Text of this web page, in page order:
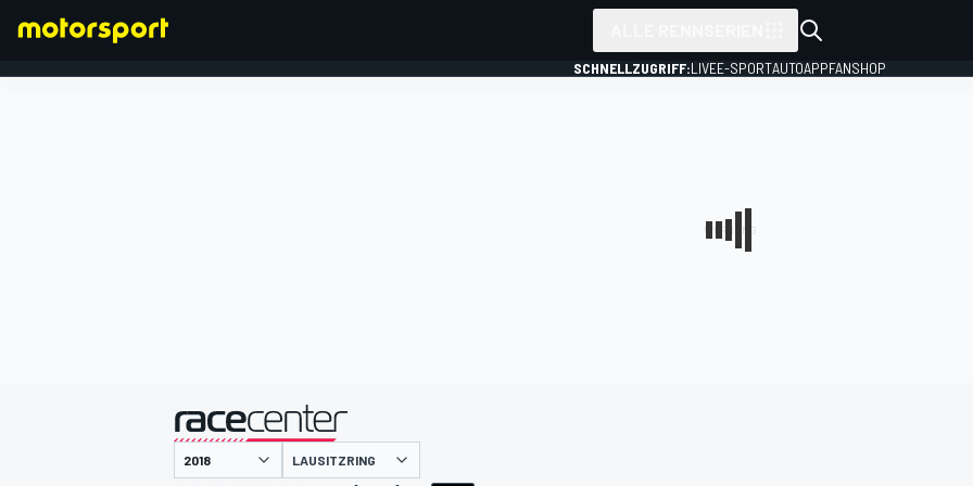
SCHNELLZUGRIFF:LIVEE-SPORTAUTOAPPFANSHOP
LAUSITZRING